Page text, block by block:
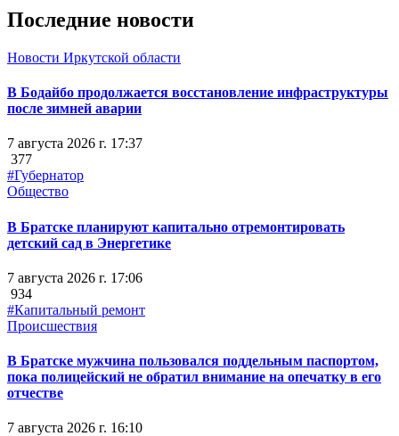
Последние новости
Новости Иркутской области
В Бодайбо продолжается восстановление инфраструктуры
после зимней аварии
7 августа 2026 г. 17:37
377
#Губернатор
Общество
В Братске планируют капитально отремонтировать
детский сад в Энергетике
7 августа 2026 г. 17:06
934
#Капитальный ремонт
Происшествия
В Братске мужчина пользовался поддельным паспортом,
пока полицейский не обратил внимание на опечатку в его
отчестве
7 августа 2026 г. 16:10